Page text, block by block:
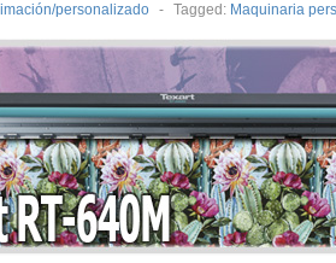
personalizado - Tagged: Maquinaria